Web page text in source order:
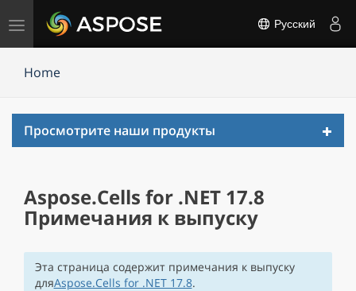
Переключить
Русский
Home
Просмотрите наши продукты
Aspose.Cells for .NET 17.8
Примечания к выпуску
Эта страница содержит примечания к выпуску
дляAspose.Cells for .NET 17.8.